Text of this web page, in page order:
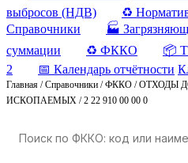
выбросов (НДВ)
♻️
Справочники
🏭
суммации
♻️ ФККО 📦
2
📅 Календарь отчётности
Главная /Справочники /ФККО /ОТХОДЫ
ИСКОПАЕМЫХ /2 22 910 00 00 0